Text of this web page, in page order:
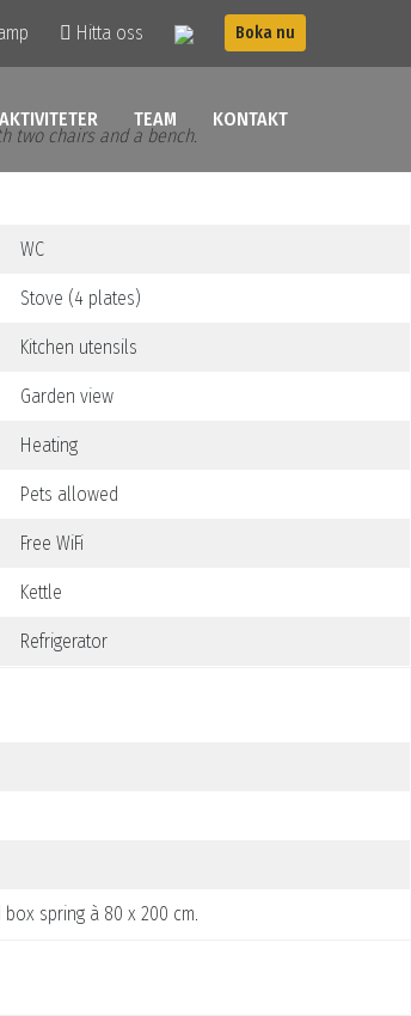
Hitta oss Boka nu
AKTIVITETER TEAM KONTAKT
two chairs and a bench.
WC
Stove (4 plates)
Kitchen utensils
Garden view
Heating
Pets allowed
Free WiFi
Kettle
Refrigerator
spring à 80 x 200 cm.